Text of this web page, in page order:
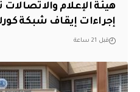
هيئة الإعلام
إجراءات إيقاف شبكة
قبل 21 ساعة